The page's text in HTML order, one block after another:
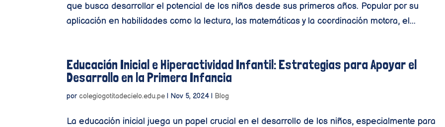
que busca desarrollar el potencial de los niños desde sus primeros años. Popular por su
aplicación en habilidades como la lectura, las matemáticas y la coordinación motora, el...
Educación Inicial e Hiperactividad Infantil: Estrategias para Apoyar el
Desarrollo en la Primera Infancia
por colegiogotitadecielo.edu.pe | Nov 5, 2024 | Blog
La educación inicial juega un papel crucial en el desarrollo de los niños, especialmente para